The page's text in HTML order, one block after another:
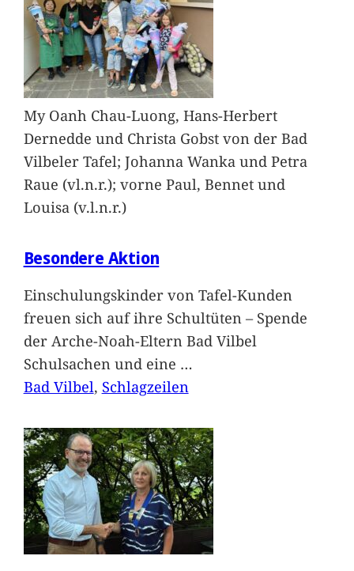
My Oanh Chau-Luong, Hans-Herbert
Dernedde und Christa Gobst von der Bad
Vilbeler Tafel; Johanna Wanka und Petra
Raue (vl.n.r.); vorne Paul, Bennet und
Louisa (v.l.n.r.)
Besondere Aktion
Einschulungskinder von Tafel-Kunden
freuen sich auf ihre Schultüten – Spende
der Arche-Noah-Eltern Bad Vilbel
Schulsachen und eine …
Bad Vilbel, Schlagzeilen